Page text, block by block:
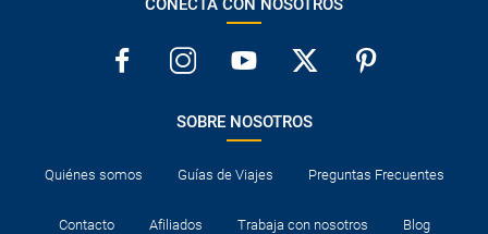
CONECTA CON NOSOTROS
SOBRE NOSOTROS
Quiénes somos Guías de Viajes Preguntas Frecuentes
Contacto Afiliados Trabaja con nosotros Blog